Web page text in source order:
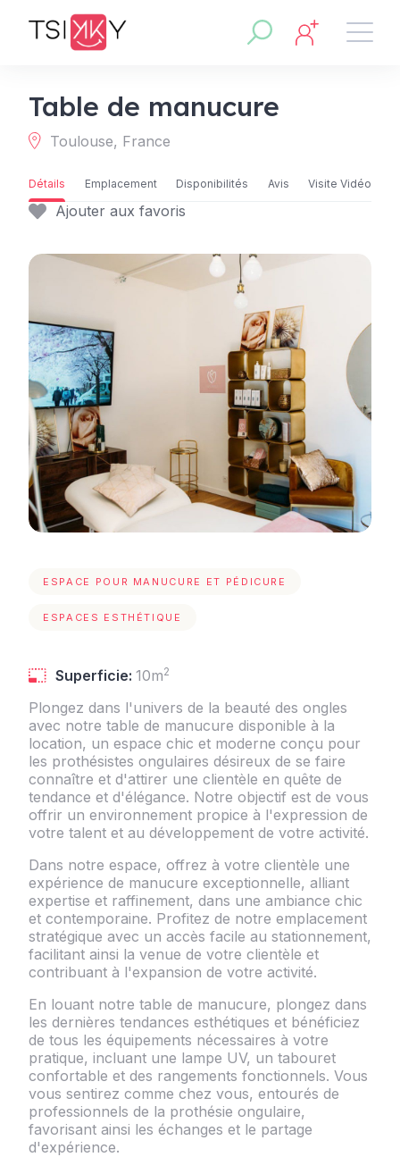
Table de manucure
Toulouse, France
Ajouter aux favoris
Détails Emplacement Disponibilités Avis Visite Vidéo
ESPACE POUR MANUCURE ET PÉDICURE
ESPACES ESTHÉTIQUE
Superficie: 10m2
Plongez dans l'univers de la beauté des ongles
avec notre table de manucure disponible à la
location, un espace chic et moderne conçu pour
les prothésistes ongulaires désireux de se faire
connaître et d'attirer une clientèle en quête de
tendance et d'élégance. Notre objectif est de vous
offrir un environnement propice à l'expression de
votre talent et au développement de votre activité.
Dans notre espace, offrez à votre clientèle une
expérience de manucure exceptionnelle, alliant
expertise et raffinement, dans une ambiance chic
et contemporaine. Profitez de notre emplacement
stratégique avec un accès facile au stationnement,
facilitant ainsi la venue de votre clientèle et
contribuant à l'expansion de votre activité.
En louant notre table de manucure, plongez dans
les dernières tendances esthétiques et bénéficiez
de tous les équipements nécessaires à votre
pratique, incluant une lampe UV, un tabouret
confortable et des rangements fonctionnels. Vous
vous sentirez comme chez vous, entourés de
professionnels de la prothésie ongulaire,
favorisant ainsi les échanges et le partage
d'expérience.